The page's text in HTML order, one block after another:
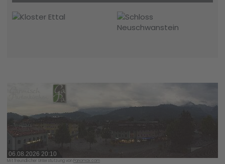
06.08.2026 20:10
Mit freundlicher Unterstützung vonPanomax.com